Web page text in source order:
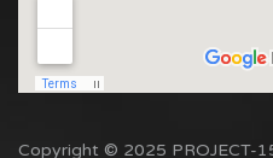
Copyright © 2025 PROJECT-